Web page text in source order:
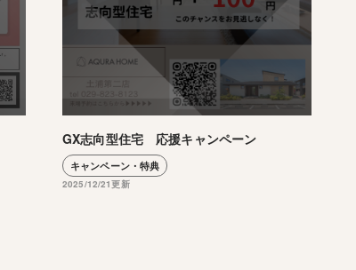
GX志向型住宅 応援キャンペーン
キャンペーン・特典
2025/12/21更新